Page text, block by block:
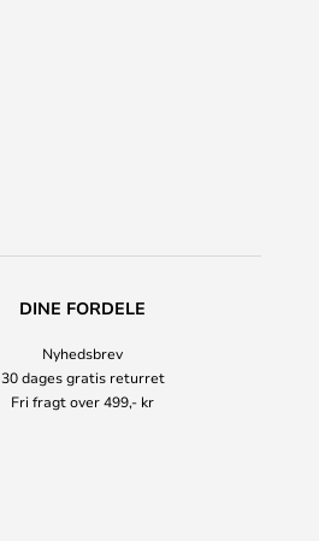
DINE FORDELE
Nyhedsbrev
30 dages gratis returret
Fri fragt over 499,- kr